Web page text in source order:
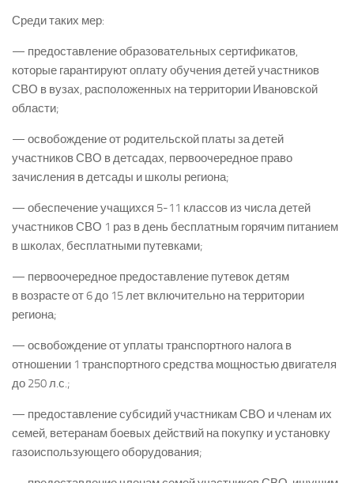
Среди таких мер:
— предоставление образовательных сертификатов,
которые гарантируют оплату обучения детей участников
СВО в вузах, расположенных на территории Ивановской
области;
— освобождение от родительской платы за детей
участников СВО в детсадах, первоочередное право
зачисления в детсады и школы региона;
— обеспечение учащихся 5-11 классов из числа детей
участников СВО 1 раз в день бесплатным горячим питанием
в школах, бесплатными путевками;
— первоочередное предоставление путевок детям
в возрасте от 6 до 15 лет включительно на территории
региона;
— освобождение от уплаты транспортного налога в
отношении 1 транспортного средства мощностью двигателя
до 250 л.с.;
— предоставление субсидий участникам СВО и членам их
семей, ветеранам боевых действий на покупку и установку
газоиспользующего оборудования;